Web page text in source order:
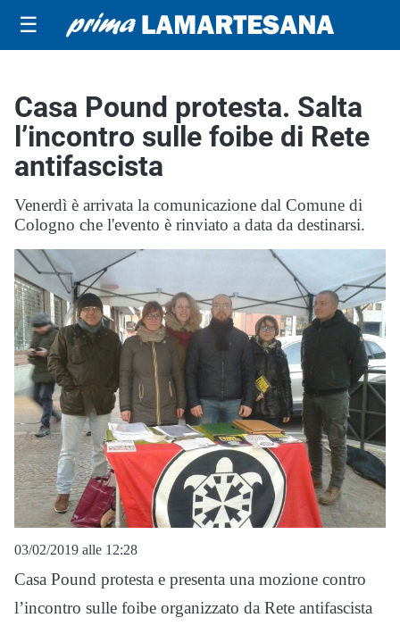
☰
Casa Pound protesta. Salta
l’incontro sulle foibe di Rete
antifascista
Venerdì è arrivata la comunicazione dal Comune di
Cologno che l'evento è rinviato a data da destinarsi.
03/02/2019 alle 12:28
Casa Pound protesta e presenta una mozione contro
l’incontro sulle foibe organizzato da Rete antifascista